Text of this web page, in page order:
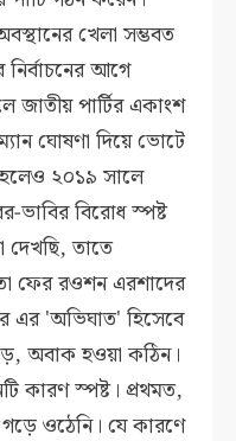
খেলা সম্ভবত
আগে
জাতীয় পার্টির একাংশ
ঘোষণা দিয়ে ভোটে
হলেও ২০১৯ সালে
ভাবির বিরোধ স্পষ্ট
তাতে
ফের রওশন এরশাদের
এর 'অভিঘাত' হিসেবে
অবাক হওয়া কঠিন।
কারণ স্পষ্ট। প্রথমত,
ওঠেনি। যে কারণে